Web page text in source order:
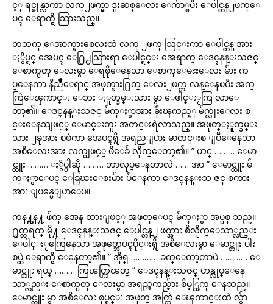
င့္ ရင္ခုန္လာကာ လက္၂ဖက္မွာ ဒူးဆစ္ေလး ေက်ာ္ၿပီး ေပါင္တန္၂ဖက္ေ
ပၚ ေရာက္ရွိ သြားသည္။
တဘက္ ေအာက္နားစေလးထဲ လက္ ၂ဖက္ သြင္းကာ ေပါင္တန္ အား
ႏွိပ္ရင္ အေပၚ ေ႐ြ႕သြားရာ ေပါင္ရင္း အေရာက္ ေဒၚနန္းသဇင္
ေစာက္ပတ္ ေလးမွာ ေရစိုေနေသာ ေစာက္ေမႊးေလး မ်ား က
ပ္ေနကာ နီညိဳေရာင္ အဖုတ္နား႐ြတ္ ေလး၂ဖက္က လန္ေနၿပီး အက္
ကြဲေၾကာင္း ေဘး ႏူတ္ခမ္းသား မွာ ေဖါင္းႂကြ လာေ
တာ့၏။ ေဒၚနန္းသဇင္ မ်က္ႏွာအား ခိုးၾကည့္ မ်က္လုံးေလး စ
င္းေနသျဖင့္ ေမာင္းတူး အတင္းရဲလာသည္။ အဖုတ္ႏူတ္ခမ္း
သား ၂ခုအား ၿဖဲကာ အေပၚရွိ အရည္ျပား မာတင္းစ ျပဳေနေသာ
အစိေလးအား လက္မျဖင့္ ဖိေခ် လိုက္ေတာ့၏။ ” ဟင္ ……… ေမာ
င္တူး ……… ႏွိပ္ပါဆို ……… ဘာလုပ္ေနတာလဲ …… အာ ” ေမာင္တူး မ်
က္ႏွာေပၚ ေခြၽးေစးမ်ား ပ်ံေနကာ ေဒၚနန္းသ ဇင္ စကား
အား ျပန္မေျပာေပ။
ကန႔္လန႔္ ဖ်က္ အေန ထားျဖင့္ အဖုတ္ေပၚ မ်က္ႏွာ အပ္ပစ္ သည္။
႐ုတ္တရက္ မို႔ ေဒၚနန္းသဇင္ ေပါင္တန္၂ ဖက္အား စိလိုက္ေသာ္လည္း
ေဖါင္းႂကြေနေသာ အဖုတ္အေပၚပိုင္းရွိ အစိေလးမွာ ေမာင္တူး ပါး
စပ္ထဲ ေရာက္ရွိ ေနေတာ့၏။ ” အိုရ္ ………… ခက္ေတာ့တာပဲ ………… ေ
မာင္တူး ရယ္ ……… ကြၽတ္ကြၽတ္ ” ေဒၚနန္းသဇင္ ဟန္လုပ္ေနေ
သာ္လည္း ေစာက္ပတ္ ေလးမွာ အရည္ၾကည္မ်ား စိမ့္ထြက္ ေနသည္။
ေမာင္တူး မွာ အစိေလး စုပ္ရင္း အဖုတ္ အက္ကြဲ ေၾကာင္းထဲ လွ်ာ